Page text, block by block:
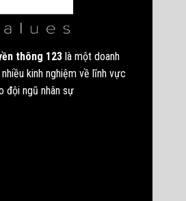
thông 123 là một doanh
kinh nghiệm về lĩnh vực
đội ngũ nhân sự